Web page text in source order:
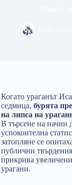
Когато ураганът
седмица, бурята
на липса на
В търсене на начин
успокоителна
затопляне се
публични
прикрива
урагани.